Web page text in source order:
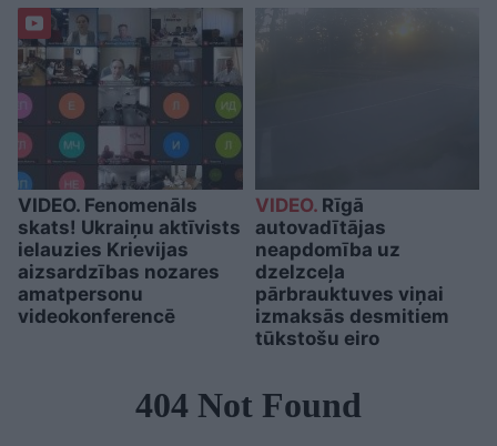
VIDEO. Fenomenāls
skats! Ukraiņu aktīvists
ielauzies Krievijas
aizsardzības nozares
amatpersonu
videokonferencē
VIDEO.Rīgā
autovadītājas
neapdomība uz
dzelzceļa
pārbrauktuves viņai
izmaksās desmitiem
tūkstošu eiro